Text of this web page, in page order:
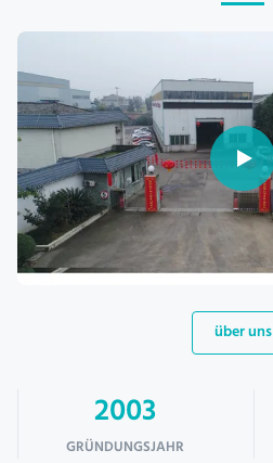
über uns
2003
GRÜNDUNGSJAHR